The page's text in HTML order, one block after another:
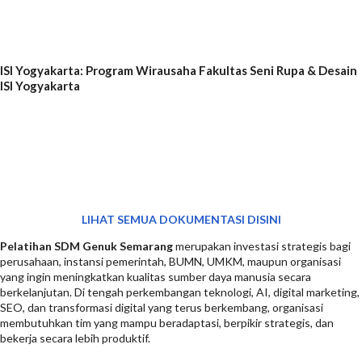
ISI Yogyakarta: Program Wirausaha Fakultas Seni Rupa & Desain
ISI Yogyakarta
LIHAT SEMUA DOKUMENTASI DISINI
Pelatihan SDM Genuk Semarangmerupakan investasi strategis bagi
perusahaan, instansi pemerintah, BUMN, UMKM, maupun organisasi
yang ingin meningkatkan kualitas sumber daya manusia secara
berkelanjutan. Di tengah perkembangan teknologi, AI, digital marketing,
SEO, dan transformasi digital yang terus berkembang, organisasi
membutuhkan tim yang mampu beradaptasi, berpikir strategis, dan
bekerja secara lebih produktif.